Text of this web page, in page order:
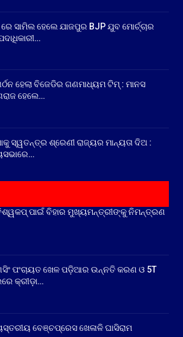
ରେ ସାମିଲ ହେଲେ ଯାଜପୁର BJP ଯୁବ ମୋର୍ଚ୍ଚାର
ହେଲା ବିଜେଡିର ଗଣମାଧ୍ୟମ ଟିମ୍ : ମାନସ
ହେଲେ…
ସ୍ୱତନ୍ତ୍ର ଶ୍ରେଣୀ ରାଜ୍ୟର ମାନ୍ୟତା ଦିଅ :
ପାଇଁ ବିହାର ମୁଖ୍ୟମନ୍ତ୍ରୀଙ୍କୁ ନିମନ୍ତ୍ରଣ
ପଂଚାୟତ ଖେଳ ପଡ଼ିଆର ଉନ୍ନତି କରଣ ଓ 5T
କ୍ରୀଡ଼ା…
ବେଞ୍ଚପ୍ରେସ ଖେଳାଳି ଘାସିରାମ